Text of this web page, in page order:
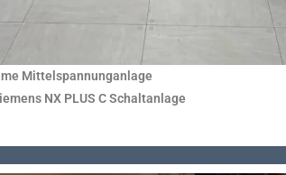
Mittelspannunganlage
NX PLUS C Schaltanlage